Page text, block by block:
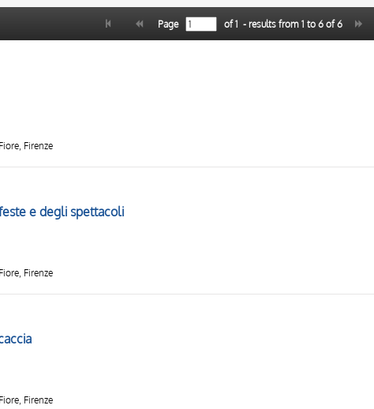
Page of1 - results from 1 to 6of6
Firenze
e degli spettacoli
Firenze
Firenze